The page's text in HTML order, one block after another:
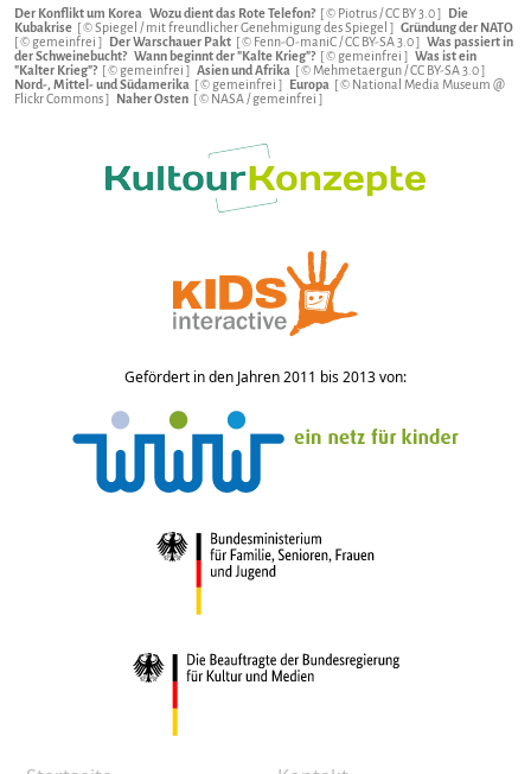
Der Konflikt um Korea Wozu dient das Rote Telefon? [ © Piotrus /CC BY 3.0] Die
Kubakrise [ © Spiegel / mit freundlicher Genehmigung des Spiegel ] Gründung der NATO
[ © gemeinfrei ] Der Warschauer Pakt [ © Fenn-O-maniC /CC BY-SA 3.0] Was passiert in
der Schweinebucht? Wann beginnt der "Kalte Krieg"? [ © gemeinfrei ] Was ist ein
"Kalter Krieg"? [ © gemeinfrei ] Asien und Afrika [ © Mehmetaergun /CC BY-SA 3.0]
Nord-, Mittel- und Südamerika [ © gemeinfrei ] Europa [ © National Media Museum @
Flickr Commons ] Naher Osten [ © NASA / gemeinfrei ]
Gefördert in den Jahren 2011 bis 2013 von: